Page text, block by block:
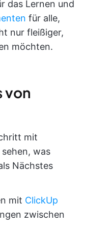
das Lernen und
für alle,
nur fleißiger,
möchten.
von
mit
sehen, was
Nächstes
mit ClickUp
zwischen